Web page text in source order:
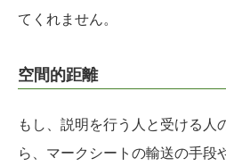
てくれません。
空間的距離
もし、説明を行う人と受ける人
ら、マークシートの輸送の手段